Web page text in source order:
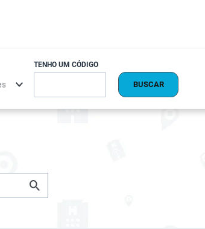
TENHO UM CÓDIGO
BUSCAR